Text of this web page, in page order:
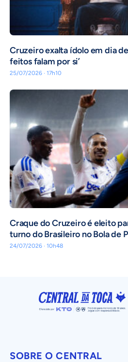
Cruzeiro exalta ídolo em dia
feitos falam por si’
25/07/2026 · 17h10
Craque do Cruzeiro é eleito
turno do Brasileiro no Bola de
24/07/2026 · 10h48
SOBRE O CENTRAL